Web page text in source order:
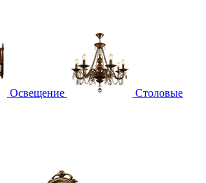
Освещение Столовые